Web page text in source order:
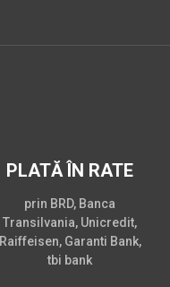
PLATĂ ÎN RATE
prin BRD, Banca
Transilvania, Unicredit,
Raiffeisen, Garanti Bank,
tbi bank